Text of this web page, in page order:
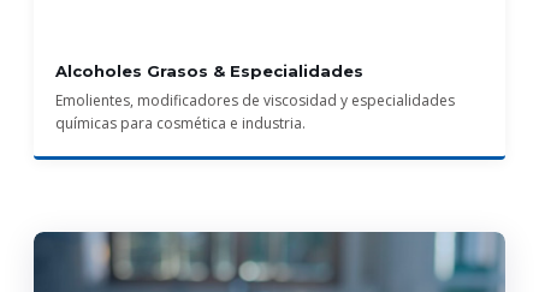
Alcoholes Grasos & Especialidades
Emolientes, modificadores de viscosidad y especialidades
químicas para cosmética e industria.